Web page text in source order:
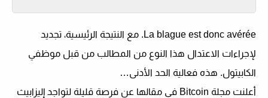
La blague est donc avérée. مع النتيجة الرئيسية،
تجديد
لإجراءات الاعتدال هذا النوع من المطالب من قبل موظفي
الكابيتول. هذه فعالية الحد الأدنى…
أعلنت مجلة Bitcoin في مقالها عن فرصة قليلة لتواجد إليزابيث